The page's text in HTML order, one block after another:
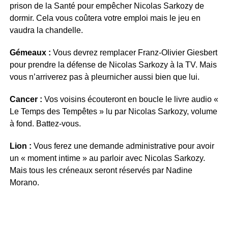
prison de la Santé pour empêcher Nicolas Sarkozy de
dormir. Cela vous coûtera votre emploi mais le jeu en
vaudra la chandelle.
Gémeaux : Vous devrez remplacer Franz-Olivier Giesbert
pour prendre la défense de Nicolas Sarkozy à la TV. Mais
vous n’arriverez pas à pleurnicher aussi bien que lui.
Cancer : Vos voisins écouteront en boucle le livre audio «
Le Temps des Tempêtes » lu par Nicolas Sarkozy, volume
à fond. Battez-vous.
Lion : Vous ferez une demande administrative pour avoir
un « moment intime » au parloir avec Nicolas Sarkozy.
Mais tous les créneaux seront réservés par Nadine
Morano.